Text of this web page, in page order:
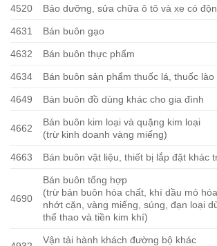
4520 Bảo dưỡng, sửa chữa ô tô và xe có
4631 Bán buôn gạo
4632 Bán buôn thực phẩm
4634 Bán buôn sản phẩm thuốc lá, thuốc lào
4649 Bán buôn đồ dùng khác cho gia đình
4662
Bán buôn kim loại và quặng kim loại
(trừ kinh doanh vàng miếng)
4663 Bán buôn vật liệu, thiết bị lắp đặt khác
4690
Bán buôn tổng hợp
(trừ bán buôn hóa chất, khí dầu mỏ
nhớt cặn, vàng miếng, súng, đạn loại
thể thao và tiền kim khí)
Vận tải hành khách đường bộ khác